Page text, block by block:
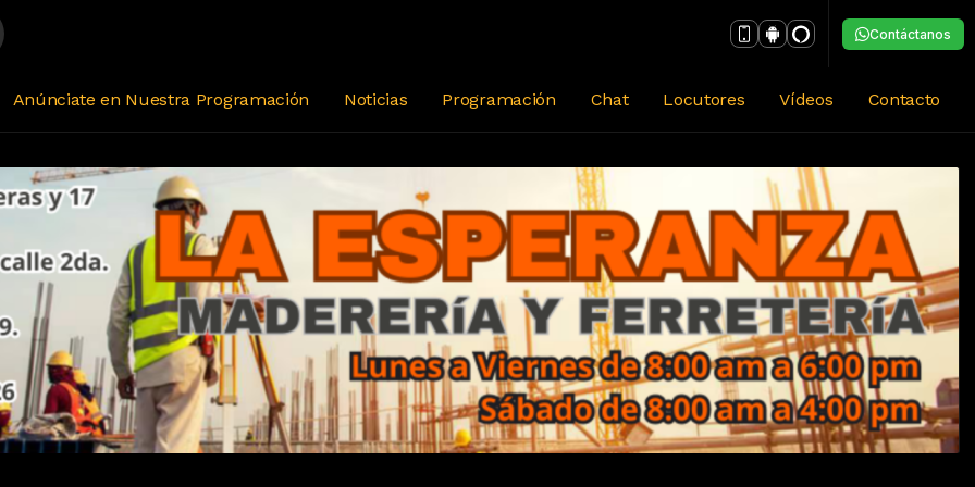
Contáctanos
Anúnciate en Nuestra Programación Noticias Programación Chat Locutores Vídeos Contacto